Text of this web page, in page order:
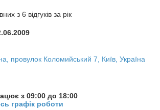
з 6 відгуків за рік
провулок Коломийський 7, Київ, Україна
з 09:00 до 18:00
графік роботи